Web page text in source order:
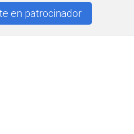
en patrocinador